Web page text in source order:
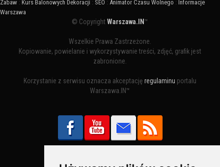
Zabaw : Kurs Balonowych Dekoracji : SEO : Animator Czasu Wolnego : Informacje
Warszawa
© CopyrightWarszawa.IN ™
Wszelkie Prawa Zastrzeżone.
Kopiowanie, powielanie i wykorzystywanie treści, zdjęć, grafik jest
zabronione.
Korzystanie z serwisu oznacza akceptację regulaminu portalu
Warszawa.IN™